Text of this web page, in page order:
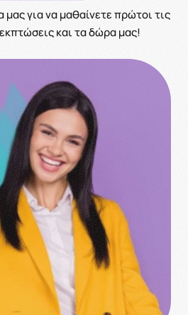
μας για να μαθαίνετε πρώτοι τις
και τα δώρα μας!